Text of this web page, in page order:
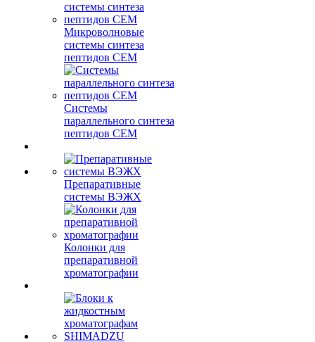
Микроволновые
системы синтеза
пептидов CEM
Системы
параллельного синтеза
пептидов CEM
Препаративные
системы ВЭЖХ
Колонки для
препаративной
хроматографии